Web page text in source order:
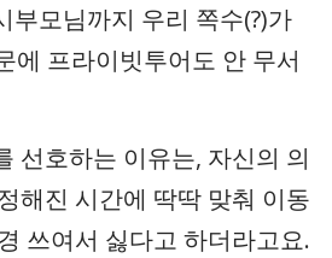
부모님까지 우리 쪽수(?)가
에 프라이빗투어도 안 무서
선호하는 이유는, 자신의 의
해진 시간에 딱딱 맞춰 이동
쓰여서 싫다고 하더라고요.